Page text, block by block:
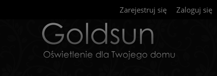
Zarejestruj się Zaloguj się